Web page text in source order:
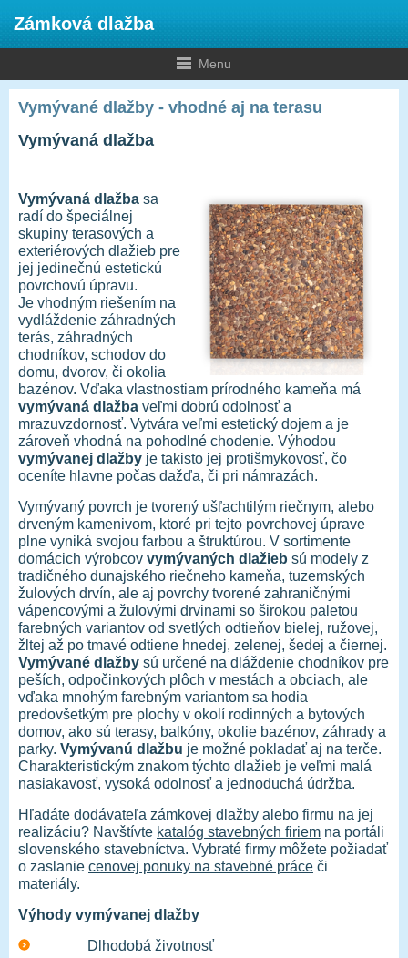
Zámková dlažba
Vymývané dlažby - vhodné aj na terasu
Vymývaná dlažba
Vymývaná dlažba sa
radí do špeciálnej
skupiny terasových a
exteriérových dlažieb pre
jej jedinečnú estetickú
povrchovú úpravu.
Je vhodným riešením na
vydláždenie záhradných
terás, záhradných
chodníkov, schodov do
domu, dvorov, či okolia
bazénov. Vďaka vlastnostiam prírodného kameňa má
vymývaná dlažba veľmi dobrú odolnosť a
mrazuvzdornosť. Vytvára veľmi estetický dojem a je
zároveň vhodná na pohodlné chodenie. Výhodou
vymývanej dlažby je takisto jej protišmykovosť, čo
oceníte hlavne počas dažďa, či pri námrazách.
Vymývaný povrch je tvorený ušľachtilým riečnym, alebo
drveným kamenivom, ktoré pri tejto povrchovej úprave
plne vyniká svojou farbou a štruktúrou. V sortimente
domácich výrobcov vymývaných dlažieb sú modely z
tradičného dunajského riečneho kameňa, tuzemských
žulových drvín, ale aj povrchy tvorené zahraničnými
vápencovými a žulovými drvinami so širokou paletou
farebných variantov od svetlých odtieňov bielej, ružovej,
žltej až po tmavé odtiene hnedej, zelenej, šedej a čiernej.
Vymývané dlažby sú určené na dláždenie chodníkov pre
peších, odpočinkových plôch v mestách a obciach, ale
vďaka mnohým farebným variantom sa hodia
predovšetkým pre plochy v okolí rodinných a bytových
domov, ako sú terasy, balkóny, okolie bazénov, záhrady a
parky. Vymývanú dlažbu je možné pokladať aj na terče.
Charakteristickým znakom týchto dlažieb je veľmi malá
nasiakavosť, vysoká odolnosť a jednoduchá údržba.
Hľadáte dodávateľa zámkovej dlažby alebo firmu na jej
realizáciu? Navštívte katalóg stavebných firiem na portáli
slovenského stavebníctva. Vybraté firmy môžete požiadať
o zaslanie cenovej ponuky na stavebné práce či
materiály.
Výhody vymývanej dlažby
Dlhodobá životnosť
Menu